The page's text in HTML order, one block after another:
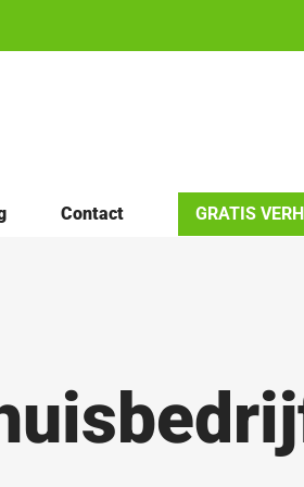
Contact GRATIS